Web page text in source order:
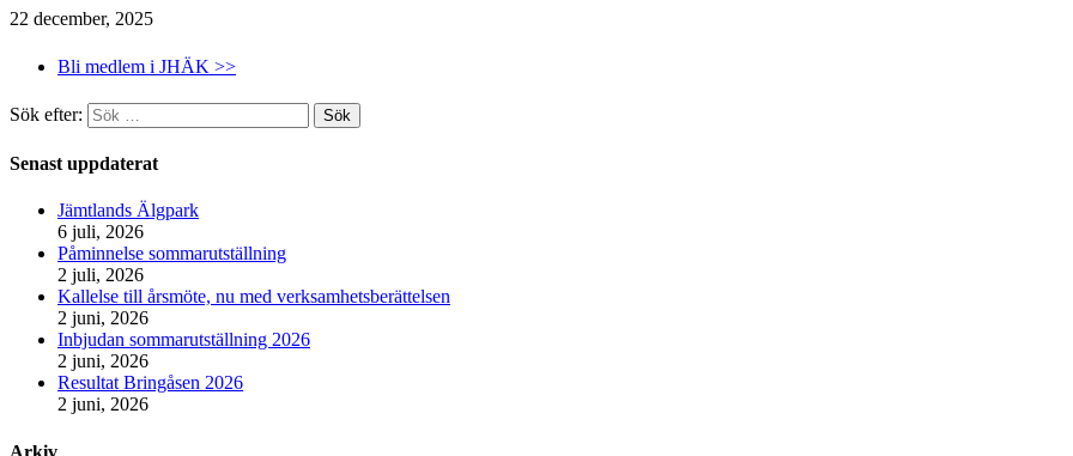
22 december, 2025
Bli medlem i JHÄK >>
Sök efter:
Senast uppdaterat
Jämtlands Älgpark
6 juli, 2026
Påminnelse sommarutställning
2 juli, 2026
Kallelse till årsmöte, nu med verksamhetsberättelsen
2 juni, 2026
Inbjudan sommarutställning 2026
2 juni, 2026
Resultat Bringåsen 2026
2 juni, 2026
Arkiv